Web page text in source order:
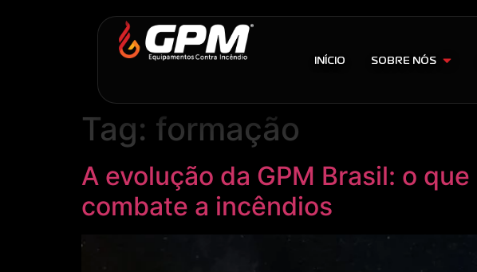
INÍCIO SOBRE NÓS
Tag: formação
A evolução da GPM Brasil: o
combate a incêndios